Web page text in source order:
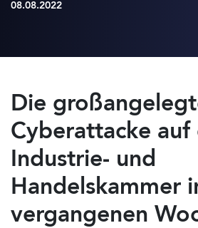
08.08.2022
Die
Cyberattacke auf
Industrie- und
Handelskammer
vergangenen